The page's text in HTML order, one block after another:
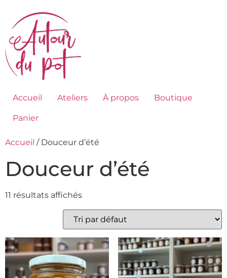
Accueil Ateliers À propos Boutique
Panier
Accueil / Douceur d’été
Douceur d’été
11 résultats affichés